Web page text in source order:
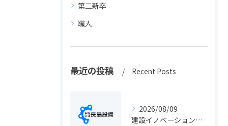
第二新卒
職人
最近の投稿 Recent Posts
2026/08/09
建設イノベーションの最新動向と実務に活きる導入ポイント総まとめ